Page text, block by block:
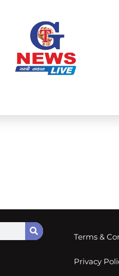
Terms &
Privacy